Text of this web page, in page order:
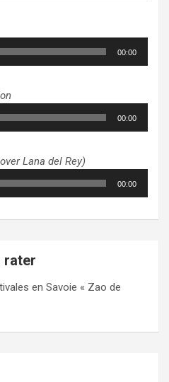
00:00
00:00
Lana del Rey)
00:00
rater
en Savoie « Zao de